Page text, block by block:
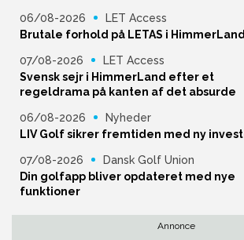
06/08-2026
LET Access
Brutale forhold på LETAS i HimmerLand
07/08-2026
LET Access
Svensk sejr i HimmerLand efter et
regeldrama på kanten af det absurde
06/08-2026
Nyheder
LIV Golf sikrer fremtiden med ny
07/08-2026
Dansk Golf Union
Din golfapp bliver opdateret med nye
funktioner
Annonce